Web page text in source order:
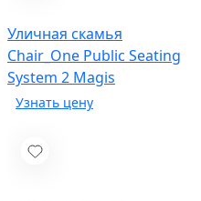
Уличная скамья
Chair_One Public Seating
System 2 Magis